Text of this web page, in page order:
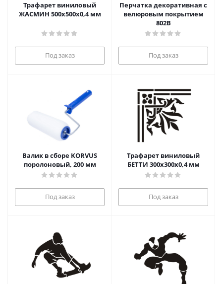
Трафарет виниловый
ЖАСМИН 500х500х0,4 мм
Под заказ
Перчатка декоративная с
велюровым покрытием
802В
Под заказ
Валик в сборе KORVUS
поролоновый, 200 мм
Под заказ
Трафарет виниловый
БЕТТИ 300х300х0,4 мм
Под заказ